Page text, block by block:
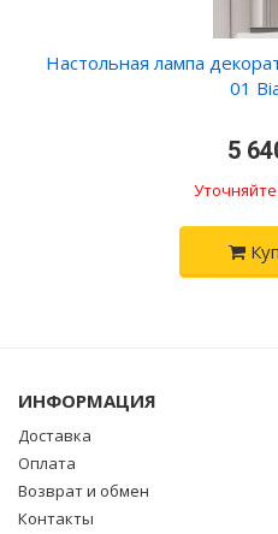
Настольная лампа
01
5
ИНФОРМАЦИЯ
Доставка
Оплата
Возврат и обмен
Контакты